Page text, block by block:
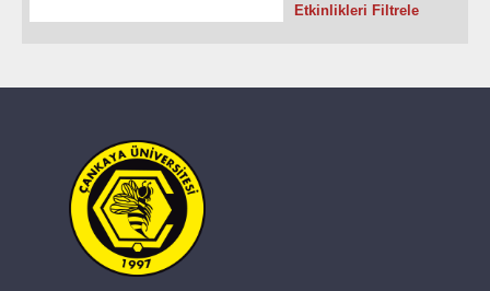
Etkinlikleri Filtrele